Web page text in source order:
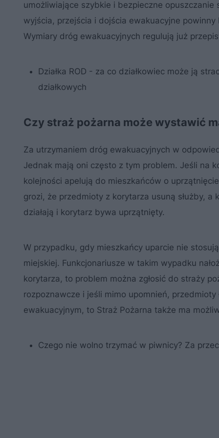
umożliwiające szybkie i bezpieczne
wyjścia, przejścia i dojścia ewakuacyjne
Wymiary dróg ewakuacyjnych regulują już
Działka ROD - za co działkowiec może ją
działkowych
Czy straż pożarna może wystawić
Za utrzymaniem dróg ewakuacyjnych w
Jednak mają oni często z tym problem. Jeśli na
kolejności apelują do mieszkańców o
grozi, że przedmioty z korytarza usuną służby,
działają i korytarz bywa uprzątnięty.
W przypadku, gdy mieszkańcy uparcie nie
miejskiej. Funkcjonariusze w takim wypadku
korytarza, to problem można zgłosić do straży
rozpoznawcze i jeśli mimo upomnień,
ewakuacyjnym, to Straż Pożarna także ma
Czego nie wolno trzymać w piwnicy? Za